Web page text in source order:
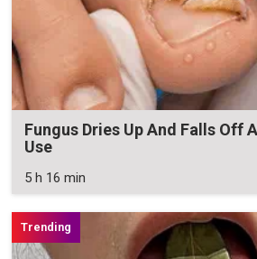
Fungus Dries Up And Falls Off
Use
5 h 16 min